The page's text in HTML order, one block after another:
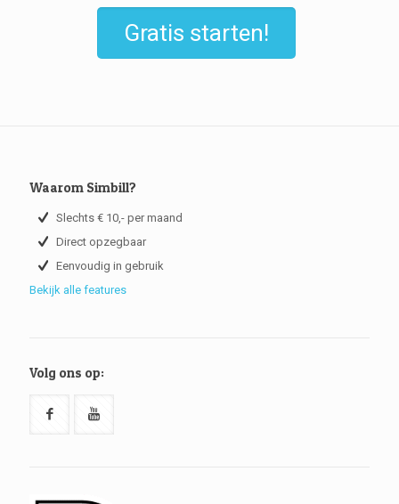
Gratis starten!
Waarom Simbill?
Slechts € 10,- per maand
Direct opzegbaar
Eenvoudig in gebruik
Bekijk alle features
Volg ons op: